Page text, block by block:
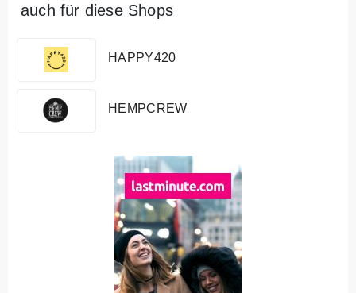
auch für diese Shops
HAPPY420
HEMPCREW